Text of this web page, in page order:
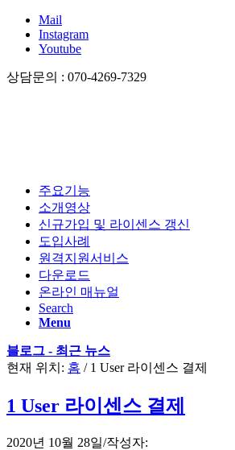
Mail
Instagram
Youtube
상담문의 : 070-4269-7329
주요기능
소개영상
신규가입 및 라이센스 갱신
도입사례
원격지원서비스
다운로드
온라인 매뉴얼
Search
Menu
블로그 - 최근 뉴스
현재 위치: 홈 / 1 User 라이센스 결제
1 User 라이센스 결제
2020년 10월 28일/작성자: